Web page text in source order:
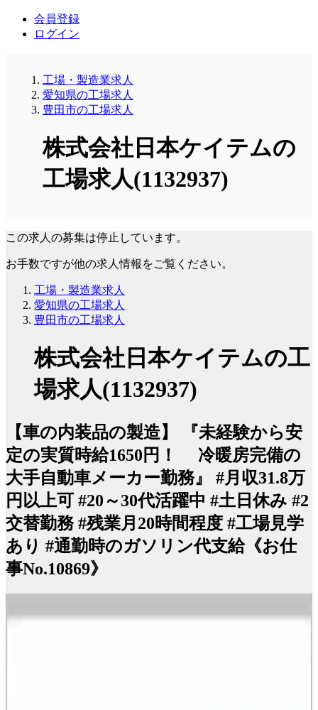
会員登録
ログイン
工場・製造業求人
愛知県の工場求人
豊田市の工場求人
株式会社日本ケイテムの
工場求人(1132937)
この求人の募集は停止しています。
お手数ですが他の求人情報をご覧ください。
工場・製造業求人
愛知県の工場求人
豊田市の工場求人
株式会社日本ケイテムの工
場求人(1132937)
【車の内装品の製造】 『未経験から安
定の実質時給1650円！ 冷暖房完備の
大手自動車メーカー勤務』 #月収31.8万
円以上可 #20～30代活躍中 #土日休み #2
交替勤務 #残業月20時間程度 #工場見学
あり #通勤時のガソリン代支給《お仕
事No.10869》